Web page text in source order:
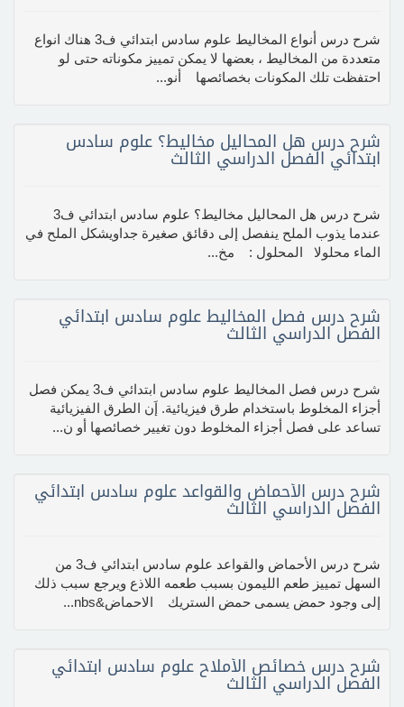
شرح درس أنواع المخاليط علوم سادس ابتدائي ف3 هناك انواع
متعددة من المخاليط ، بعضها لا يمكن تمييز مكوناته حتى لو
احتفظت تلك المكونات بخصائصها أنو...
شرح درس هل المحاليل مخاليط؟ علوم سادس
ابتدائي الفصل الدراسي الثالث
شرح درس هل المحاليل مخاليط؟ علوم سادس ابتدائي ف3
عندما يذوب الملح ينفصل إلى دقائق صغيرة جداويشكل الملح في
الماء محلولا المحلول : مخ...
شرح درس فصل المخاليط علوم سادس ابتدائي
الفصل الدراسي الثالث
شرح درس فصل المخاليط علوم سادس ابتدائي ف3 يمكن فصل
أجزاء المخلوط باستخدام طرق فيزيائية. إَن الطرق الفيزيائية
تساعد على فصل أجزاء المخلوط دون تغيير خصائصها أو ن...
شرح درس الأحماض والقواعد علوم سادس ابتدائي
الفصل الدراسي الثالث
شرح درس الأحماض والقواعد علوم سادس ابتدائي ف3 من
السهل تمييز طعم الليمون بسبب طعمه اللاذع ويرجع سبب ذلك
إلى وجود حمض يسمى حمض الستريك الاحماض&nbs...
شرح درس خصائص الأملاح علوم سادس ابتدائي
الفصل الدراسي الثالث